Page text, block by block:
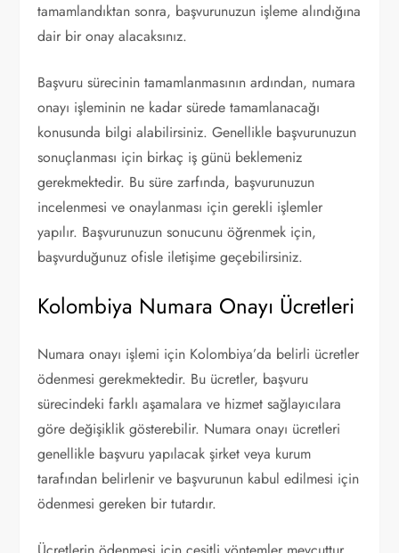
tamamlandıktan sonra, başvurunuzun işleme alındığına
dair bir onay alacaksınız.
Başvuru sürecinin tamamlanmasının ardından, numara
onayı işleminin ne kadar sürede tamamlanacağı
konusunda bilgi alabilirsiniz. Genellikle başvurunuzun
sonuçlanması için birkaç iş günü beklemeniz
gerekmektedir. Bu süre zarfında, başvurunuzun
incelenmesi ve onaylanması için gerekli işlemler
yapılır. Başvurunuzun sonucunu öğrenmek için,
başvurduğunuz ofisle iletişime geçebilirsiniz.
Kolombiya Numara Onayı Ücretleri
Numara onayı işlemi için Kolombiya’da belirli ücretler
ödenmesi gerekmektedir. Bu ücretler, başvuru
sürecindeki farklı aşamalara ve hizmet sağlayıcılara
göre değişiklik gösterebilir. Numara onayı ücretleri
genellikle başvuru yapılacak şirket veya kurum
tarafından belirlenir ve başvurunun kabul edilmesi için
ödenmesi gereken bir tutardır.